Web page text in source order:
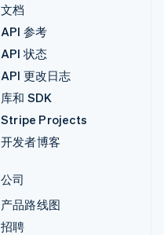
文档
API 参考
API 状态
API 更改日志
库和 SDK
Stripe Projects
开发者博客
公司
产品路线图
招聘